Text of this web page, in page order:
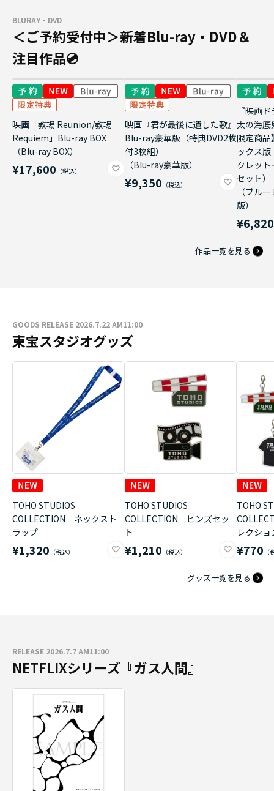
BLURAY・DVD
＜ご予約受付中＞新着Blu-ray・DVD＆
注目作品💿
映画「教場 Reunion/教場
Requiem」Blu-ray BOX
（Blu-ray BOX）
¥17,600
映画『君が最後に遺した歌』
Blu-ray豪華版（特典DVD2枚
付3枚組）
（Blu-ray豪華版）
¥9,350
『映画
太の海底
限定商品
ックス
クレッ
セット）
（ブル
版）
¥6,820
作品一覧を見る
GOODS RELEASE 2026.7.22 AM11:00
東宝スタジオグッズ
TOHO STUDIOS
COLLECTION ネックスト
ラップ
¥1,320
TOHO STUDIOS
COLLECTION ピンズセッ
ト
¥1,210
TOHO
レクシ
¥770
グッズ一覧を見る
RELEASE 2026.7.7 AM11:00
NETFLIXシリーズ『ガス人間』